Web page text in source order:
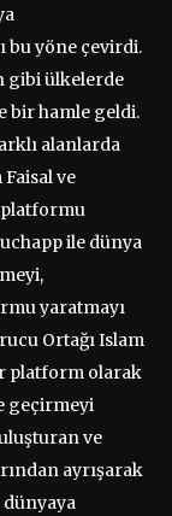
bu yöne çevirdi.
gibi ülkelerde
bir hamle geldi.
alanlarda
ve
platformu
ile dünya
yaratmayı
Ortağı Islam
platform olarak
geçirmeyi
ve
ayrışarak
dünyaya